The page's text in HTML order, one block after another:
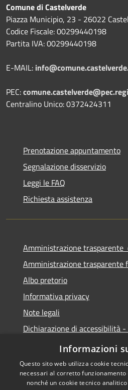
Comune di Castelverde
Piazza Municipio, 23 - 26022
Codice Fiscale: 00299440198
Partita IVA: 00299440198
E-MAIL:
PEC:
Centralino Unico: 0372424311
Prenotazione appuntamento
Segnalazione disservizio
Leggi le FAQ
Richiesta assistenza
Amministrazione
Amministrazione
Albo pretorio
Informativa privacy
Note legali
Dichiarazione di accessibilità
Obiettivi di accessibilità -
Informazioni
Questo sito web utilizza cookie
necessari al corretto
nonché un cookie tecnico